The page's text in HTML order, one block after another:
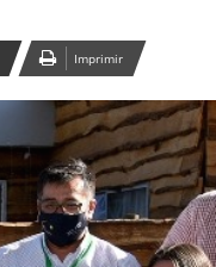
Imprimir